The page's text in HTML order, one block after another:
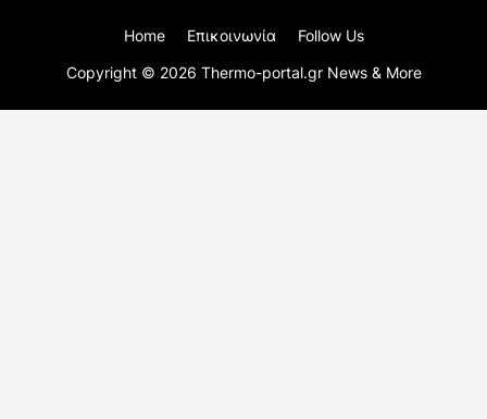
Copyright © 2026 Thermo-portal.gr News & More
Home Επικοινωνία Follow Us